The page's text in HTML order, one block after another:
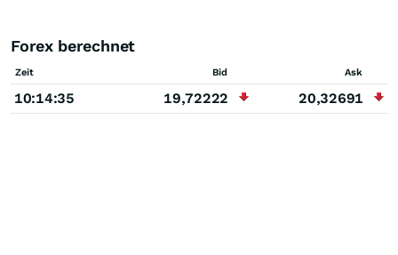
Forex berechnet
Zeit Bid Ask
10:14:35 19,72222 20,32691